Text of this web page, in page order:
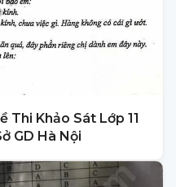
Thi Khảo Sát Lớp 11
GD Hà Nội